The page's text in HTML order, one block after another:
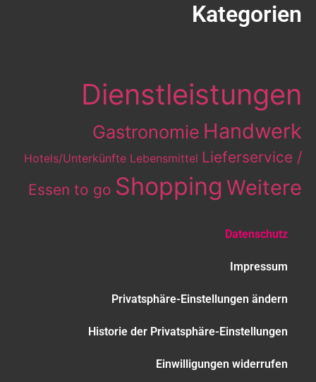
Kategorien
Dienstleistungen
Gastronomie Handwerk
Hotels/Unterkünfte Lebensmittel Lieferservice /
Essen to go Shopping Weitere
Datenschutz
Impressum
Privatsphäre-Einstellungen ändern
Historie der Privatsphäre-Einstellungen
Einwilligungen widerrufen